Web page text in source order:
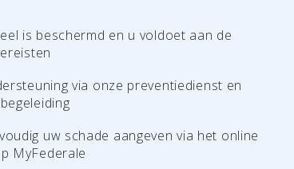
is beschermd en u voldoet aan de
via onze preventiedienst en
uw schade aangeven via het online
MyFederale